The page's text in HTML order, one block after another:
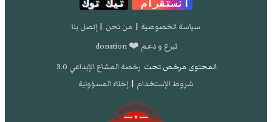
انستقرام
تيك توك
سياسة الخصوصية | من نحن | إتصل بنا
تبرع و دعم ❤️ donation
المحتوى مرخص تحت رخصة المشاع الإبداعي 3.0
شروط الإستخدام | إخلاء المسؤولية